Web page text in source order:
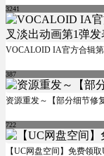
3241
VOCALOID IA官方合辑
387
资源重发～【部分细节修
722
【UC网盘空间】免费领